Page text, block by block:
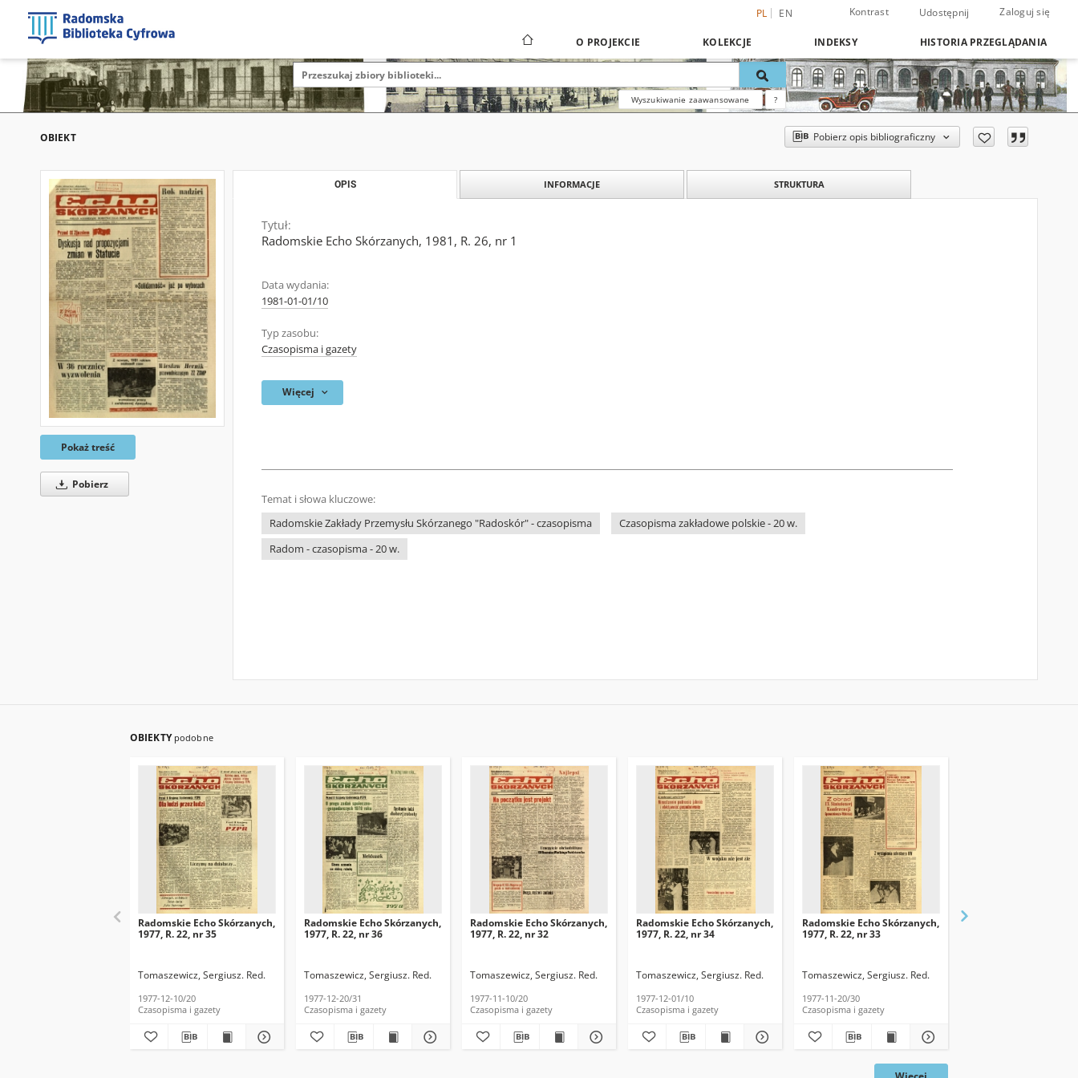
PL EN Kontrast Udostępnij Zaloguj się
O PROJEKCIE KOLEKCJE INDEKSY HISTORIA PRZEGLĄDANIA
Wyszukiwanie zaawansowane ?
OBIEKT Pobierz opis bibliograficzny
Pokaż treść
Pobierz
OPIS INFORMACJE STRUKTURA
Tytuł:
Radomskie Echo Skórzanych, 1981, R. 26, nr 1
Data wydania:
1981-01-01/10
Typ zasobu:
Czasopisma i gazety
Więcej
Temat i słowa kluczowe:
Radomskie Zakłady Przemysłu Skórzanego "Radoskór" - czasopisma
Czasopisma zakładowe polskie - 20 w.
Radom - czasopisma - 20 w.
OBIEKTY podobne
Radomskie Echo Skórzanych,
1977, R. 22, nr 35
Tomaszewicz, Sergiusz. Red.
1977-12-10/20
Czasopisma i gazety
Radomskie Echo Skórzanych,
1977, R. 22, nr 36
Tomaszewicz, Sergiusz. Red.
1977-12-20/31
Czasopisma i gazety
Radomskie Echo Skórzanych,
1977, R. 22, nr 32
Tomaszewicz, Sergiusz. Red.
1977-11-10/20
Czasopisma i gazety
Radomskie Echo Skórzanych,
1977, R. 22, nr 34
Tomaszewicz, Sergiusz. Red.
1977-12-01/10
Czasopisma i gazety
Radomskie Echo Skórzanych,
1977, R. 22, nr 33
Tomaszewicz, Sergiusz. Red.
1977-11-20/30
Czasopisma i gazety